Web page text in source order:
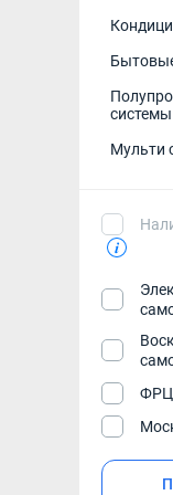
системы
Мульти
ФРЦ